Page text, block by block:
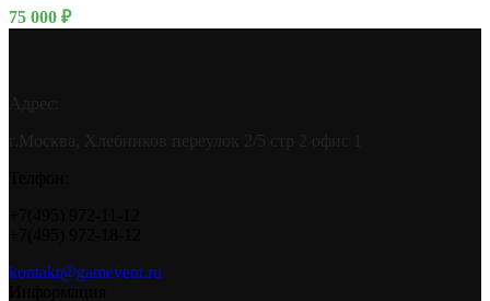
75 000 ₽
kontakt@gamevent.ru